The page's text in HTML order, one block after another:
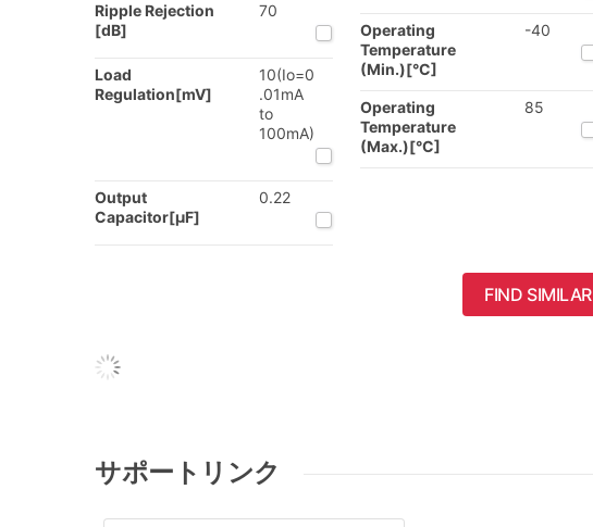
Ripple Rejection
[dB]
70
Load
Regulation[mV]
10(Io=0
.01mA
to
100mA)
Output
Capacitor[µF]
0.22
Operating
Temperature
(Min.)[°C]
-40
Operating
Temperature
(Max.)[°C]
85
FIND SIMILAR
サポートリンク